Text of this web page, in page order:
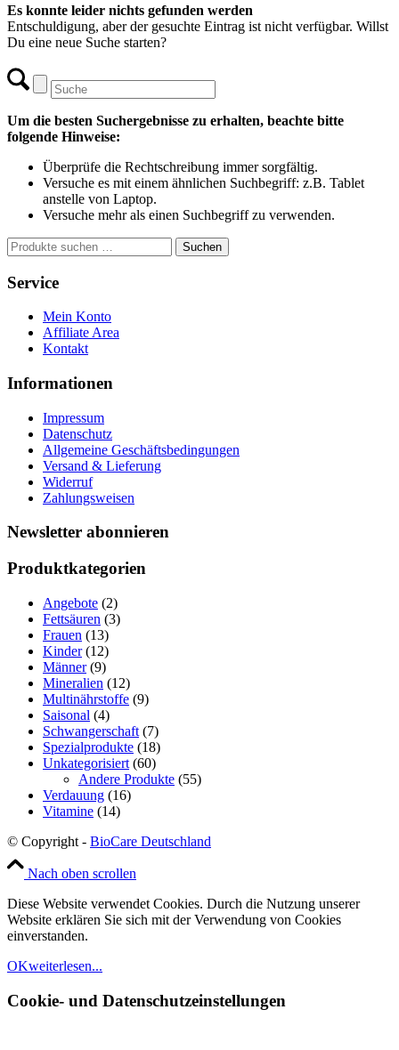
Es konnte leider nichts gefunden werden
Entschuldigung, aber der gesuchte Eintrag ist nicht verfügbar. Willst
Du eine neue Suche starten?
Um die besten Suchergebnisse zu erhalten, beachte bitte
folgende Hinweise:
Überprüfe die Rechtschreibung immer sorgfältig.
Versuche es mit einem ähnlichen Suchbegriff: z.B. Tablet
anstelle von Laptop.
Versuche mehr als einen Suchbegriff zu verwenden.
Suchen
nach:
Suchen
Service
Mein Konto
Affiliate Area
Kontakt
Informationen
Impressum
Datenschutz
Allgemeine Geschäftsbedingungen
Versand & Lieferung
Widerruf
Zahlungsweisen
Newsletter abonnieren
Produktkategorien
Angebote (2)
Fettsäuren (3)
Frauen (13)
Kinder (12)
Männer (9)
Mineralien (12)
Multinährstoffe (9)
Saisonal (4)
Schwangerschaft (7)
Spezialprodukte (18)
Unkategorisiert (60)
Andere Produkte (55)
Verdauung (16)
Vitamine (14)
© Copyright - BioCare Deutschland
Nach oben scrollen
Diese Website verwendet Cookies. Durch die Nutzung unserer
Website erklären Sie sich mit der Verwendung von Cookies
einverstanden.
OKweiterlesen...
Cookie- und Datenschutzeinstellungen